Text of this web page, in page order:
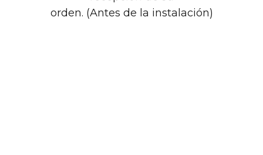
orden. (Antes de la instalación)